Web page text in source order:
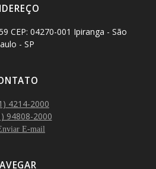
CEP: 04270-001 Ipiranga - São
- SP
4214-2000
94808-2000
E-mail